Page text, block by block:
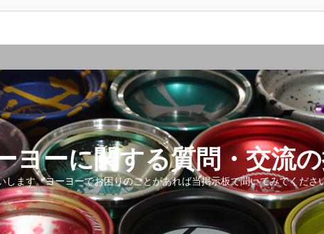
ヨーに関する質問・交流
ます。ヨーヨーでお困りのことがあれば当掲示板で聞いてみてくださ